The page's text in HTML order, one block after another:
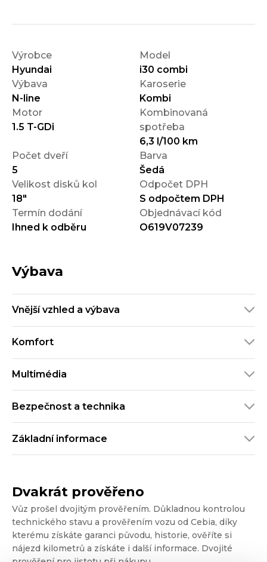
Výrobce
Hyundai
Model
i30 combi
Výbava
N-line
Karoserie
Kombi
Motor
1.5 T-GDi
Kombinovaná
spotřeba
6,3 l/100 km
Počet dveří
5
Barva
Šedá
Velikost disků kol
18"
Odpočet DPH
S odpočtem DPH
Termín dodání
Ihned k odběru
Objednávací kód
O619V07239
Výbava
Vnější vzhled a výbava
Komfort
Multimédia
Bezpečnost a technika
Základní informace
Dvakrát prověřeno
Vůz prošel dvojitým prověřením. Důkladnou kontrolou
technického stavu a prověřením vozu od Cebia, díky
kterému získáte garanci původu, historie, ověříte si
nájezd kilometrů a získáte i další informace. Dvojité